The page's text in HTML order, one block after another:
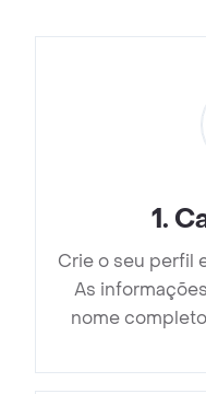
1.
Crie o seu perfil
As
nome